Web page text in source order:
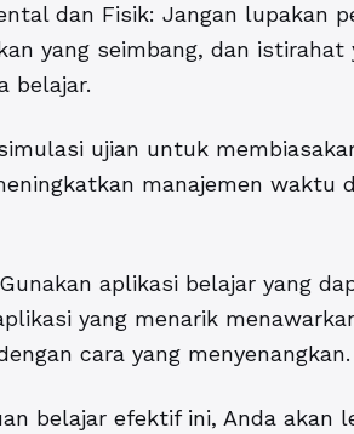
dan Fisik: Jangan lupakan
yang seimbang, dan istirahat
belajar.
ujian untuk
manajemen waktu
aplikasi belajar yang
yang menarik
cara yang menyenangkan.
belajar efektif ini, Anda akan